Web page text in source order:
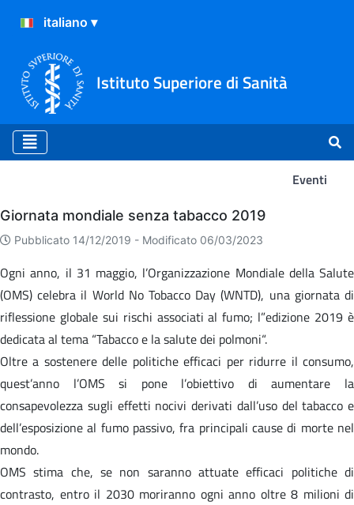
Istituto Superiore di Sanità
Eventi
Eventi
Giornata mondiale senza tabacco 2019
Pubblicato 14/12/2019 - Modificato 06/03/2023
Ogni anno, il 31 maggio, l’Organizzazione Mondiale della Salute
(OMS) celebra il World No Tobacco Day (WNTD), una giornata di
riflessione globale sui rischi associati al fumo; l”edizione 2019 è
dedicata al tema “Tabacco e la salute dei polmoni“.
Oltre a sostenere delle politiche efficaci per ridurre il consumo,
quest’anno l’OMS si pone l’obiettivo di aumentare la
consapevolezza sugli effetti nocivi derivati dall’uso del tabacco e
dell’esposizione al fumo passivo, fra principali cause di morte nel
mondo.
OMS stima che, se non saranno attuate efficaci politiche di
contrasto, entro il 2030 moriranno ogni anno oltre 8 milioni di